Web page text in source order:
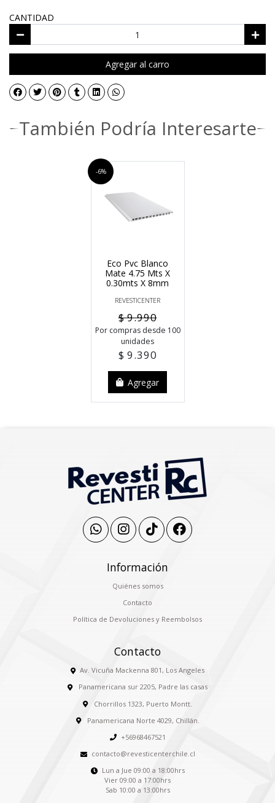
CANTIDAD
Agregar al carro
También Podría Interesarte
-6%
Eco Pvc Blanco
Mate 4.75 Mts X
0.30mts X 8mm
REVESTICENTER
$ 9.990
Por compras desde 100
unidades
$ 9.390
Agregar
Información
Quiénes somos
Contacto
Política de Devoluciones y Reembolsos
Contacto
Av. Vicuña Mackenna 801, Los Angeles
Panamericana sur 2205, Padre las casas
Chorrillos 1323, Puerto Montt.
Panamericana Norte 4029, Chillán.
+56968467521
contacto@revesticenterchile.cl
Lun a Jue 09:00 a 18:00hrs
Vier 09:00 a 17:00hrs
Sab 10:00 a 13:00hrs